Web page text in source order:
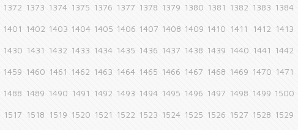
1372 1373 1374 1375 1376 1377 1378 1379 1380 1381 1382 1383 1384
1401 1402 1403 1404 1405 1406 1407 1408 1409 1410 1411 1412 1413
1430 1431 1432 1433 1434 1435 1436 1437 1438 1439 1440 1441 1442
1459 1460 1461 1462 1463 1464 1465 1466 1467 1468 1469 1470 1471
1488 1489 1490 1491 1492 1493 1494 1495 1496 1497 1498 1499 1500
1517 1518 1519 1520 1521 1522 1523 1524 1525 1526 1527 1528 1529